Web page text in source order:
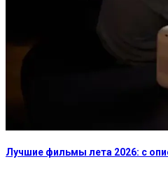
Лучшие фильмы лета 2026: с